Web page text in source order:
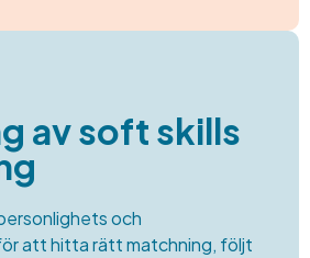
av soft skills
och
att hitta rätt matchning, följt